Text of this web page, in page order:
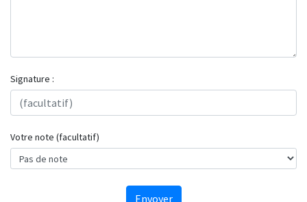
Signature :
Votre note (facultatif)
Envoyer